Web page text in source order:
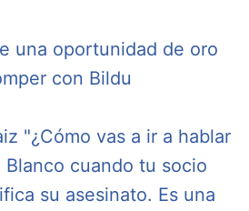
una oportunidad de oro
con Bildu
"¿Cómo vas a ir a hablar
cuando tu socio
su asesinato. Es una